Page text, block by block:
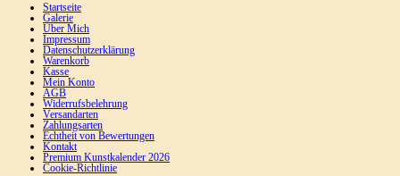
Startseite
Galerie
Über Mich
Impressum
Datenschutzerklärung
Warenkorb
Kasse
Mein Konto
AGB
Widerrufsbelehrung
Versandarten
Zahlungsarten
Echtheit von Bewertungen
Kontakt
Premium Kunstkalender 2026
Cookie-Richtlinie